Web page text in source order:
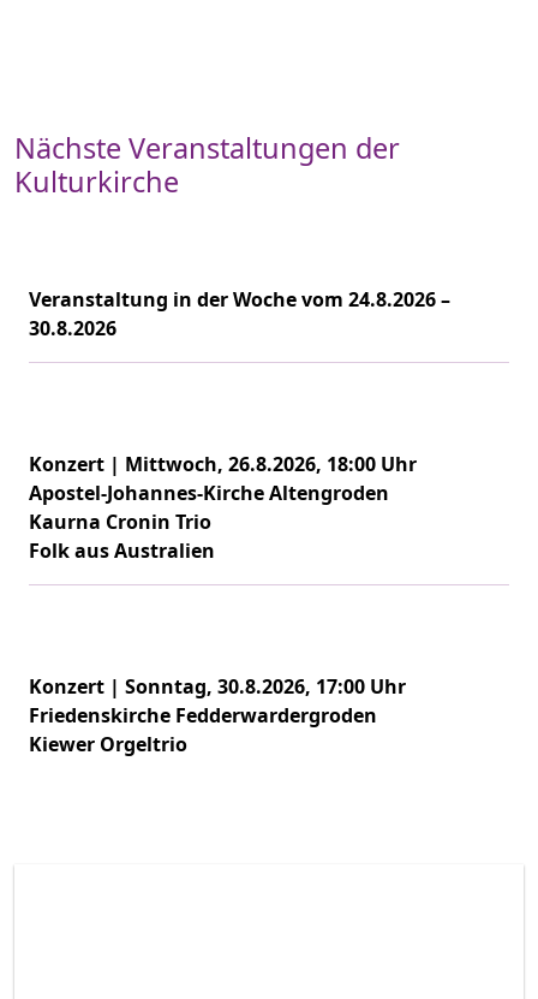
Nächste Veranstaltungen der
Kulturkirche
Veranstaltung in der Woche vom 24.8.2026 –
30.8.2026
Konzert | Mittwoch, 26.8.2026, 18:00 Uhr
Apostel-Johannes-Kirche Altengroden
Kaurna Cronin Trio
Folk aus Australien
Konzert | Sonntag, 30.8.2026, 17:00 Uhr
Friedenskirche Fedderwardergroden
Kiewer Orgeltrio